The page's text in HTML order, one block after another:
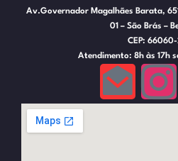
Av.Governador Magalhães Barata,
01 – São Brás –
CEP: 66060-
Atendimento: 8h às 17h